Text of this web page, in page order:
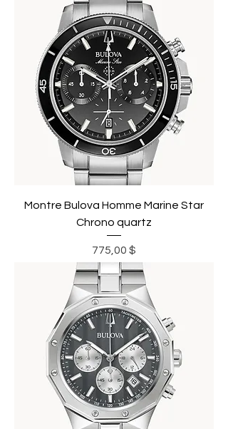
Montre Bulova Homme Marine Star
Chrono quartz
Prix
775,00 $